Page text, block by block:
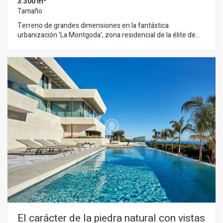
Tamaño
Terreno de grandes dimensiones en la fantástica
urbanización 'La Montgoda', zona residencial de la élite de
divisible en dos o cuatro parcelas, con un tamaño mínimo de
parcela de 800 m². Según la normativa urbanística de la zona,
se puede construir hasta 500 m² de vivienda distribuidos en
planta baja y primera planta, más la planta semisótano. En
caso de querer dividir el terreno en diferentes parcelas, la
ocupación de la vivienda será como máximo del 20 % con una
edificabilidad del 40 %.
El carácter de la piedra natural con vistas